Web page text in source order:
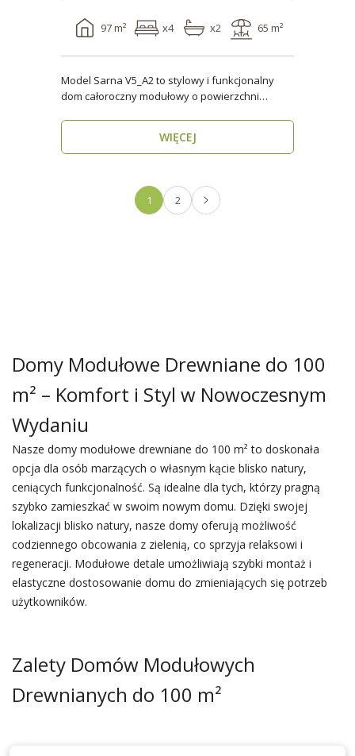
97 m² x4 x2 65 m²
Model Sarna V5_A2 to stylowy i funkcjonalny
dom całoroczny modułowy o powierzchni
WIĘCEJ
1 2
Domy Modułowe Drewniane do 100
m² – Komfort i Styl w Nowoczesnym
Wydaniu
Nasze domy modułowe drewniane do 100 m² to doskonała
opcja dla osób marzących o własnym kącie blisko natury,
ceniących funkcjonalność. Są idealne dla tych, którzy pragną
szybko zamieszkać w swoim nowym domu. Dzięki swojej
lokalizacji blisko natury, nasze domy oferują możliwość
codziennego obcowania z zielenią, co sprzyja relaksowi i
regeneracji. Modułowe detale umożliwiają szybki montaż i
elastyczne dostosowanie domu do zmieniających się potrzeb
użytkowników.
Zalety Domów Modułowych
Drewnianych do 100 m²